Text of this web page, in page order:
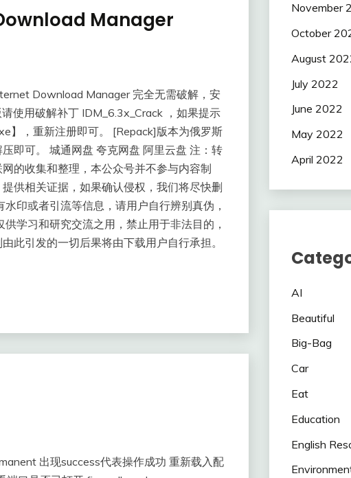
Manager
Download Manager 完全无需破解，安
使用破解补丁 IDM_6.3x_Crack ，如果提示
】，重新注册即可。 [Repack]版本为俄罗斯
即可。 城通网盘 夸克网盘 阿里云盘 ​注：转
的收集和整理，本公众号并不参与内容制
供相关证据，如果确认侵权，我们将尽快删
印或者引流等信息，请用户自行辨别真伪，
学习和研究交流之用，禁止用于非法目的，
此引发的一切后果将由下载用户自行承担。
出现success代表操作成功 重新载入配
November
October
August
July 2022
June 2022
May 2022
April 2022
AI
Beautiful
Big-Bag
Car
Eat
Education
English